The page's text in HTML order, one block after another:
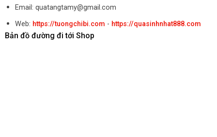
Email: quatangtamy@gmail.com
Web: https://tuongchibi.com - https://quasinhnhat888.com
Bản đồ đường đi tới Shop